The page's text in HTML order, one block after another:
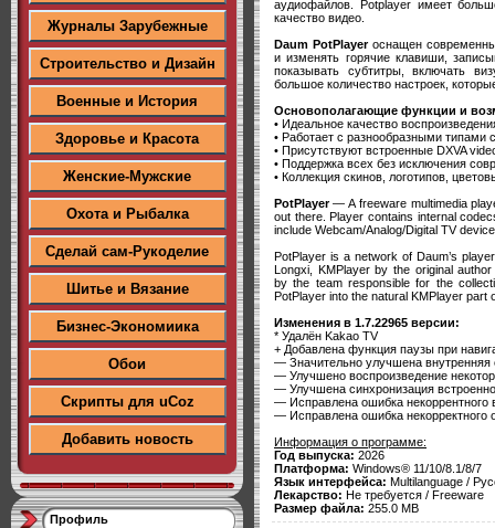
Журналы Зарубежные
Строительство и Дизайн
Военные и История
Здоровье и Красота
Женские-Мужские
Охота и Рыбалка
Сделай сам-Рукоделие
Шитье и Вязание
Бизнес-Экономиика
Обои
Скрипты для uCoz
Добавить новость
Профиль
аудиофайлов. Potplayer имеет
качество видео.
Daum PotPlayerоснащен
и изменять горячие клавиши,
показывать субтитры, включать
большое количество настроек,
Основополагающие функции и
• Идеальное качество
• Работает с разнообразными типами
• Присутствуют встроенные DXVA
• Поддержка всех без исключения
• Коллекция скинов, логотипов,
PotPlayer— A freeware multimedia
out there. Player contains internal
include Webcam/Analog/Digital TV
PotPlayer is a network of Daum’s
Longxi, KMPlayer by the original
by the team responsible for the
PotPlayer into the natural KMPlayer part
Изменения в 1.7.22965 версии:
* Удалён Kakao TV
+ Добавлена функция паузы при
— Значительно улучшена внутренняя
— Улучшено воспроизведение
— Улучшена синхронизация
— Исправлена ошибка некоррентного
— Исправлена ошибка некорректного
Информация о программе:
Год выпуска: 2026
Платформа: Windows® 11/10/8.1/8/7
Язык интерфейса: Multilanguage /
Лекарство: Не требуется / Freeware
Размер файла: 255.0 MB